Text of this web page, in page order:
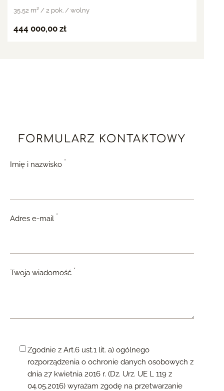
35,52 m² / 2 pok. / wolny
444 000,00 zł
FORMULARZ KONTAKTOWY
Imię i nazwisko *
Adres e-mail *
Twoja wiadomość *
Zgodnie z Art.6 ust.1 lit. a) ogólnego
rozporządzenia o ochronie danych osobowych z
dnia 27 kwietnia 2016 r. (Dz. Urz. UE L 119 z
04.05.2016) wyrażam zgodę na przetwarzanie